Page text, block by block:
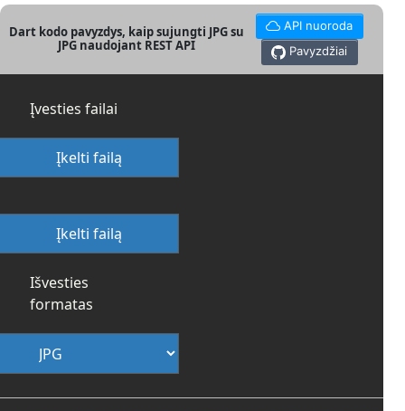
Dart kodo pavyzdys, kaip sujungti JPG su
JPG naudojant REST API
API nuoroda
Pavyzdžiai
Įvesties failai
Įkelti failą
Įkelti failą
Išvesties
formatas